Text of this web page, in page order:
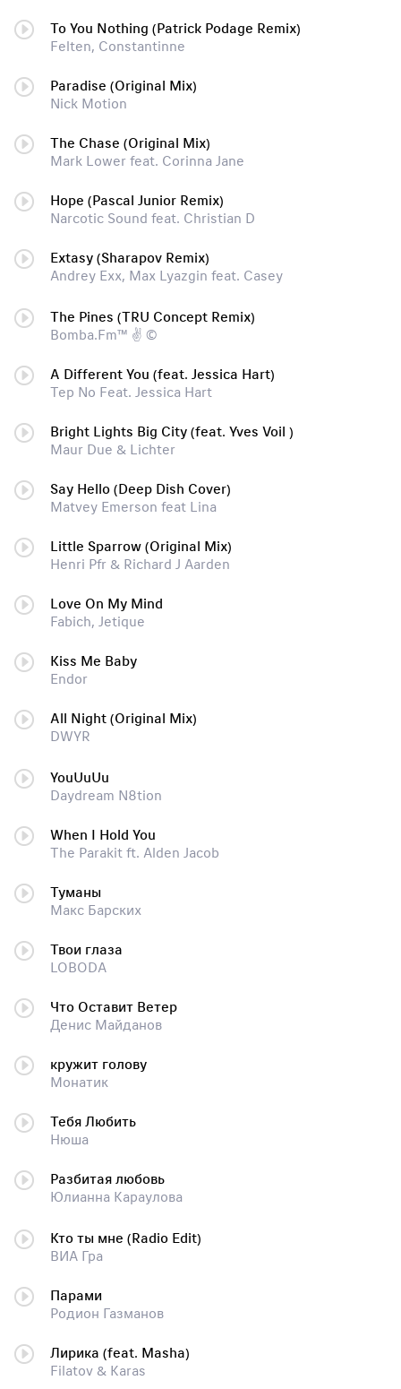
To You Nothing (Patrick Podage Remix)
Felten, Constantinne
Paradise (Original Mix)
Nick Motion
The Chase (Original Mix)
Mark Lower feat. Corinna Jane
Hope (Pascal Junior Remix)
Narcotic Sound feat. Christian D
Extasy (Sharapov Remix)
Andrey Exx, Max Lyazgin feat. Casey
The Pines (TRU Concept Remix)
Bomba.Fm™ ✌ ©
A Different You (feat. Jessica Hart)
Tep No Feat. Jessica Hart
Bright Lights Big City (feat. Yves Voil )
Maur Due & Lichter
Say Hello (Deep Dish Cover)
Matvey Emerson feat Lina
Little Sparrow (Original Mix)
Henri Pfr & Richard J Aarden
Love On My Mind
Fabich, Jetique
Kiss Me Baby
Endor
All Night (Original Mix)
DWYR
YouUuUu
Daydream N8tion
When I Hold You
The Parakit ft. Alden Jacob
Туманы
Макс Барских
Твои глаза
LOBODA
Что Оставит Ветер
Денис Майданов
кружит голову
Монатик
Тебя Любить
Нюша
Разбитая любовь
Юлианна Караулова
Кто ты мне (Radio Edit)
ВИА Гра
Парами
Родион Газманов
Лирика (feat. Masha)
Filatov & Karas